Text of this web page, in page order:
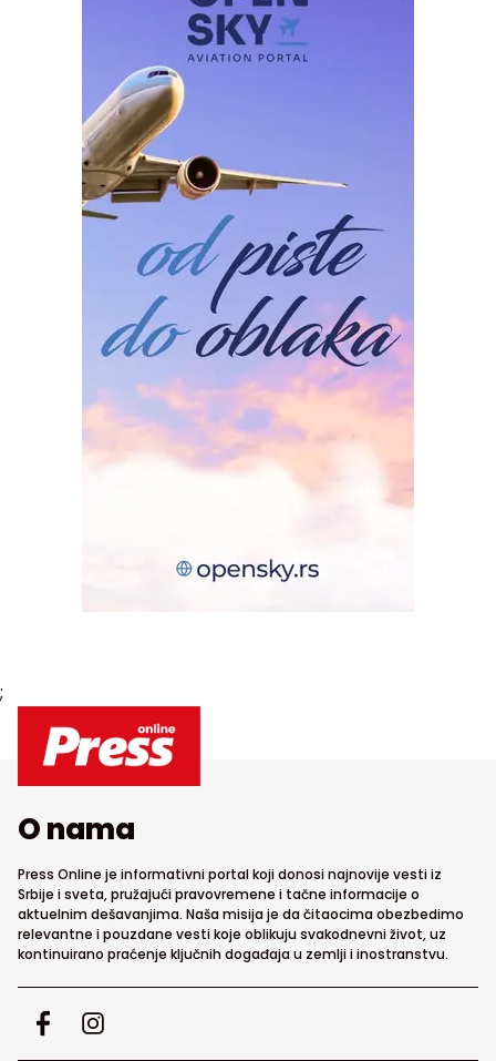
;
O nama
Press Online je informativni portal koji donosi najnovije vesti iz
Srbije i sveta, pružajući pravovremene i tačne informacije o
aktuelnim dešavanjima. Naša misija je da čitaocima obezbedimo
relevantne i pouzdane vesti koje oblikuju svakodnevni život, uz
kontinuirano praćenje ključnih događaja u zemlji i inostranstvu.